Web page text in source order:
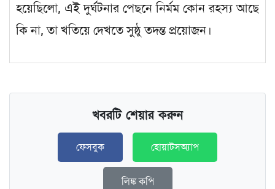
হয়েছিলো, এই দুর্ঘটনার পেছনে নির্মম কোন রহস্য আছে
কি না, তা খতিয়ে দেখতে সুষ্ঠু তদন্ত প্রয়োজন।
খবরটি শেয়ার করুন
ফেসবুক হোয়াটসঅ্যাপ
লিঙ্ক কপি